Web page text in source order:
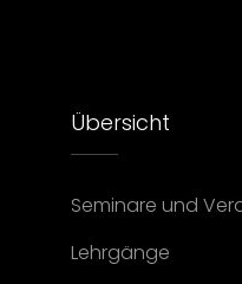
Übersicht
Seminare und
Lehrgänge